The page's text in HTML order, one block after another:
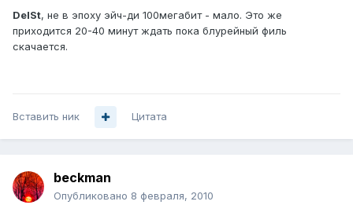
DelSt, не в эпоху эйч-ди 100мегабит - мало. Это же
приходится 20-40 минут ждать пока блурейный филь
скачается.
Вставить ник Цитата
beckman
Опубликовано 8 февраля, 2010